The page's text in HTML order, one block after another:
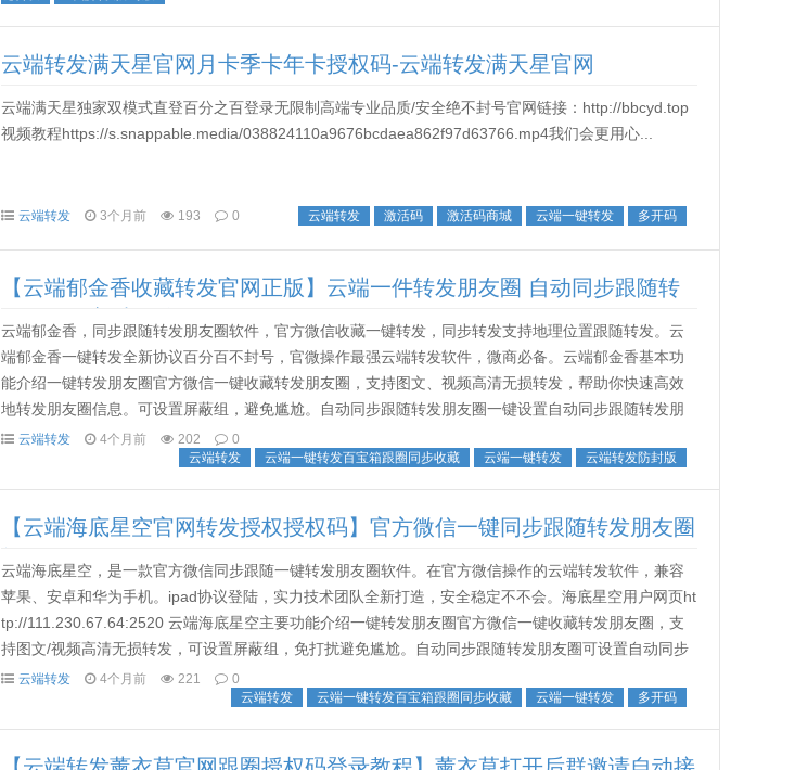
云端转发满天星官网月卡季卡年卡授权码-云端转发满天星官网
云端满天星独家双模式直登百分之百登录无限制高端专业品质/安全绝不封号官网链接：http://bbcyd.top
视频教程https://s.snappable.media/038824110a9676bcdaea862f97d63766.mp4我们会更用心...
云端转发 3个月前 193 0 云端转发 激活码 激活码商城 云端一键转发 多开码
【云端郁金香收藏转发官网正版】云端一件转发朋友圈 自动同步跟随转
发朋友圈定时发送朋友圈
云端郁金香，同步跟随转发朋友圈软件，官方微信收藏一键转发，同步转发支持地理位置跟随转发。云
端郁金香一键转发全新协议百分百不封号，官微操作最强云端转发软件，微商必备。云端郁金香基本功
能介绍一键转发朋友圈官方微信一键收藏转发朋友圈，支持图文、视频高清无损转发，帮助你快速高效
地转发朋友圈信息。可设置屏蔽组，避免尴尬。自动同步跟随转发朋友圈一键设置自动同步跟随转发朋
友圈，即大号发圈小号同步跟随转发。支持同步跟随多账号转发，省去了手动复制粘贴的步...
云端转发 4个月前 202
0
云端转发
云端一键转发百宝箱跟圈同步收藏 云端一键转发 云端转发防封版
【云端海底星空官网转发授权授权码】官方微信一键同步跟随转发朋友圈
软件
云端海底星空，是一款官方微信同步跟随一键转发朋友圈软件。在官方微信操作的云端转发软件，兼容
苹果、安卓和华为手机。ipad协议登陆，实力技术团队全新打造，安全稳定不不会。海底星空用户网页ht
tp://111.230.67.64:2520 云端海底星空主要功能介绍一键转发朋友圈官方微信一键收藏转发朋友圈，支
持图文/视频高清无损转发，可设置屏蔽组，免打扰避免尴尬。自动同步跟随转发朋友圈可设置自动同步
跟随转发朋友圈图文/视频/大号发圈小号同步跟...
云端转发 4个月前 221
0
云端转发
云端一键转发百宝箱跟圈同步收藏 云端一键转发 多开码